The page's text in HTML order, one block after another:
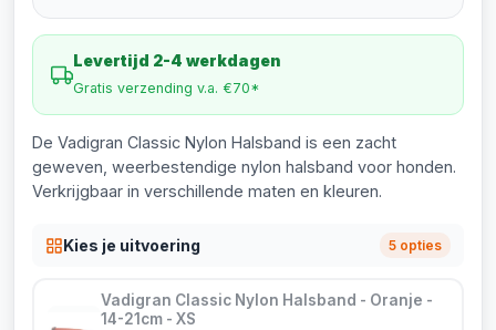
Levertijd 2-4 werkdagen
Gratis verzending v.a. €70*
De Vadigran Classic Nylon Halsband is een zacht
geweven, weerbestendige nylon halsband voor honden.
Verkrijgbaar in verschillende maten en kleuren.
Kies je uitvoering 5 opties
Vadigran Classic Nylon Halsband - Oranje -
14-21cm - XS